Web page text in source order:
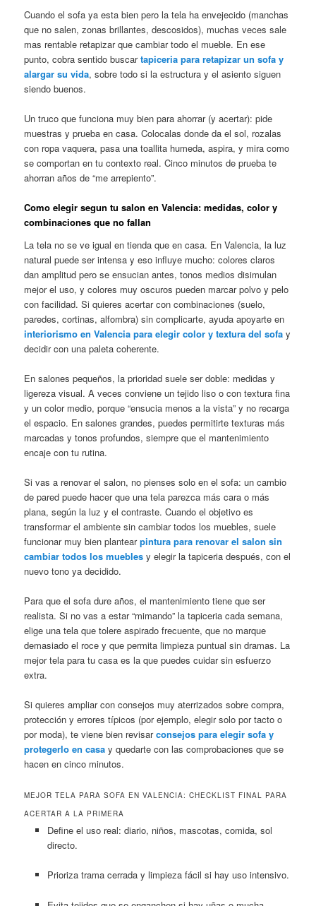
Cuando el sofa ya esta bien pero la tela ha envejecido (manchas
que no salen, zonas brillantes, descosidos), muchas veces sale
mas rentable retapizar que cambiar todo el mueble. En ese
punto, cobra sentido buscartapiceria para retapizar un sofa y
alargar su vida, sobre todo si la estructura y el asiento siguen
siendo buenos.
Un truco que funciona muy bien para ahorrar (y acertar): pide
muestras y prueba en casa. Colocalas donde da el sol, rozalas
con ropa vaquera, pasa una toallita humeda, aspira, y mira como
se comportan en tu contexto real. Cinco minutos de prueba te
ahorran años de “me arrepiento”.
Como elegir segun tu salon en Valencia: medidas, color y
combinaciones que no fallan
La tela no se ve igual en tienda que en casa. En Valencia, la luz
natural puede ser intensa y eso influye mucho: colores claros
dan amplitud pero se ensucian antes, tonos medios disimulan
mejor el uso, y colores muy oscuros pueden marcar polvo y pelo
con facilidad. Si quieres acertar con combinaciones (suelo,
paredes, cortinas, alfombra) sin complicarte, ayuda apoyarte en
interiorismo en Valencia para elegir color y textura del sofa y
decidir con una paleta coherente.
En salones pequeños, la prioridad suele ser doble: medidas y
ligereza visual. A veces conviene un tejido liso o con textura fina
y un color medio, porque “ensucia menos a la vista” y no recarga
el espacio. En salones grandes, puedes permitirte texturas más
marcadas y tonos profundos, siempre que el mantenimiento
encaje con tu rutina.
Si vas a renovar el salon, no pienses solo en el sofa: un cambio
de pared puede hacer que una tela parezca más cara o más
plana, según la luz y el contraste. Cuando el objetivo es
transformar el ambiente sin cambiar todos los muebles, suele
funcionar muy bien plantearpintura para renovar el salon sin
cambiar todos los muebles y elegir la tapiceria después, con el
nuevo tono ya decidido.
Para que el sofa dure años, el mantenimiento tiene que ser
realista. Si no vas a estar “mimando” la tapiceria cada semana,
elige una tela que tolere aspirado frecuente, que no marque
demasiado el roce y que permita limpieza puntual sin dramas. La
mejor tela para tu casa es la que puedes cuidar sin esfuerzo
extra.
Si quieres ampliar con consejos muy aterrizados sobre compra,
protección y errores típicos (por ejemplo, elegir solo por tacto o
por moda), te viene bien revisarconsejos para elegir sofa y
protegerlo en casa y quedarte con las comprobaciones que se
hacen en cinco minutos.
MEJOR TELA PARA SOFA EN VALENCIA: CHECKLIST FINAL PARA
ACERTAR A LA PRIMERA
Define el uso real: diario, niños, mascotas, comida, sol
directo.
Prioriza trama cerrada y limpieza fácil si hay uso intensivo.